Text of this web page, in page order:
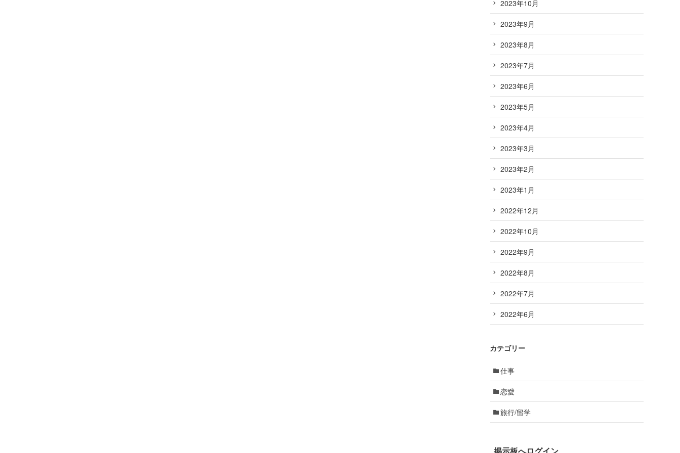
2023年10月
2023年9月
2023年8月
2023年7月
2023年6月
2023年5月
2023年4月
2023年3月
2023年2月
2023年1月
2022年12月
2022年10月
2022年9月
2022年8月
2022年7月
2022年6月
カテゴリー
仕事
恋愛
旅行/留学